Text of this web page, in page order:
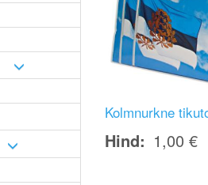
Kolmnurkne
Hind 1,00 €